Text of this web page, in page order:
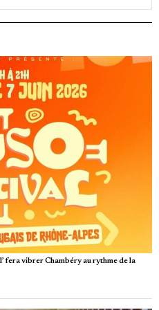
fera vibrer Chambéry au rythme de la